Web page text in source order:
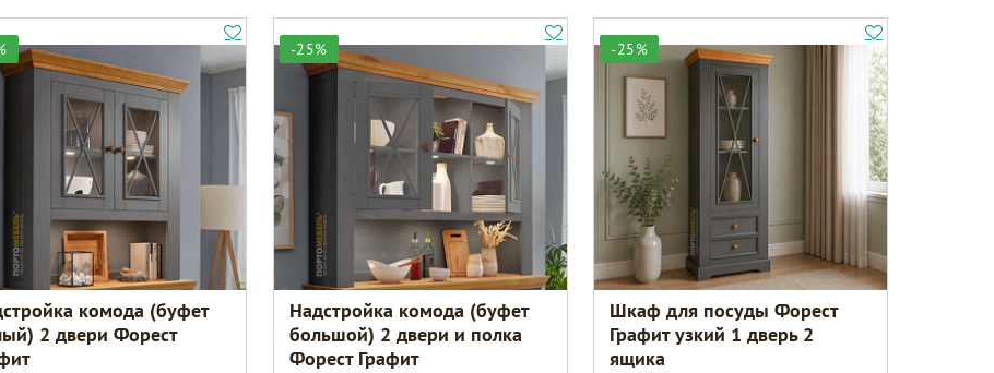
комода (буфет
2 двери Форест
-25%
Надстройка комода (буфет
большой) 2 двери и полка
Форест Графит
-25%
Шкаф для посуды Форест
Графит узкий 1 дверь 2
ящика